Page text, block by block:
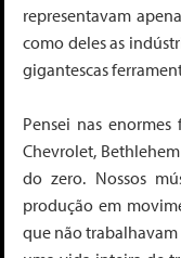
representavam
como deles as
gigantescas
Pensei nas
Chevrolet,
do zero. Nossos
produção em
que não